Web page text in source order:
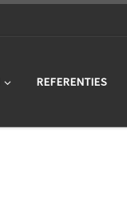
REFERENTIES